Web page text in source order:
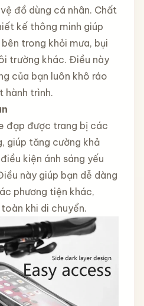
đồ dùng cá nhân. Chất
kế thông minh giúp
trong khỏi mưa, bụi
trường khác. Điều này
của bạn luôn khô ráo
hành trình.
đạp được trang bị các
giúp tăng cường khả
kiện ánh sáng yếu
này giúp bạn dễ dàng
phương tiện khác,
khi di chuyển.